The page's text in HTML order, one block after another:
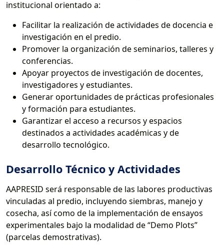
institucional orientado a:
Facilitar la realización de actividades de docencia e
investigación en el predio.
Promover la organización de seminarios, talleres y
conferencias.
Apoyar proyectos de investigación de docentes,
investigadores y estudiantes.
Generar oportunidades de prácticas profesionales
y formación para estudiantes.
Garantizar el acceso a recursos y espacios
destinados a actividades académicas y de
desarrollo tecnológico.
Desarrollo Técnico y Actividades
AAPRESID será responsable de las labores productivas
vinculadas al predio, incluyendo siembras, manejo y
cosecha, así como de la implementación de ensayos
experimentales bajo la modalidad de “Demo Plots”
(parcelas demostrativas).